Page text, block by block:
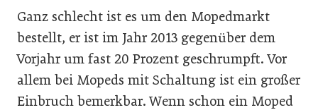
Ganz schlecht ist es um den Mopedmarkt
bestellt, er ist im Jahr 2013 gegenüber dem
Vorjahr um fast 20 Prozent geschrumpft. Vor
allem bei Mopeds mit Schaltung ist ein großer
Einbruch bemerkbar. Wenn schon ein Moped